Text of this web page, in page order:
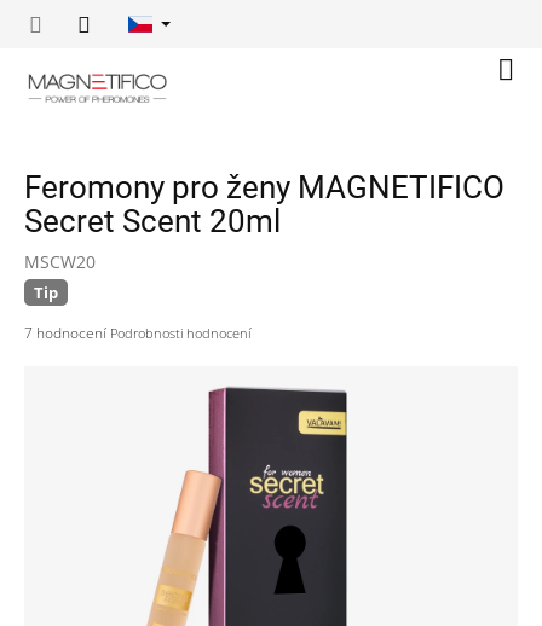
Feromony pro ženy MAGNETIFICO
Secret Scent 20ml
MSCW20
Tip
Průměrné
7 hodnocení Podrobnosti hodnocení